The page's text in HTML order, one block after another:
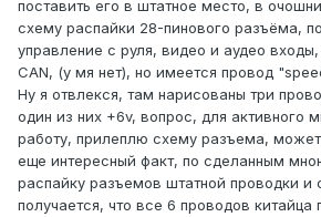
поставить его в штатное место, в
схему распайки 28-пинового разъёма,
управление с руля, видео и аудео
CAN, (у мя нет), но имеется провод
Ну я отвлекся, там нарисованы три
один из них +6v, вопрос, для активного
работу, прилеплю схему разъема, может
еще интересный факт, по сделанным
распайку разъемов штатной проводки и
получается, что все 6 проводов китайца